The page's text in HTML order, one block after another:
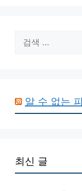
색:
알 수 없는
최신 글